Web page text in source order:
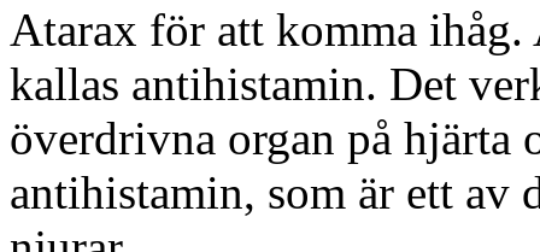
Atarax för att komma
kallas antihistamin. Det
överdrivna organ på hjärta
antihistamin, som är ett av